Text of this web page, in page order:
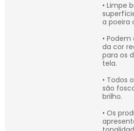
• Limpe
a poeira
•
da cor
para os
tela.
• Todos
são
brilho.
• Os